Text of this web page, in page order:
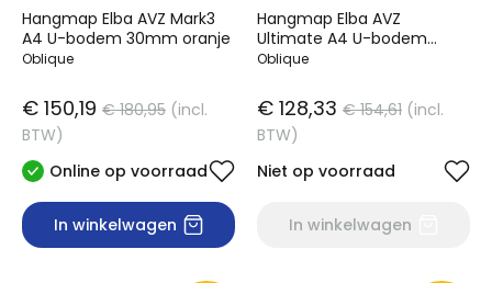
Hangmap Elba AVZ Mark3
A4 U-bodem 30mm oranje
Oblique
€ 150,19 € 180,95 (incl.
BTW)
Online op voorraad
In winkelwagen
Hangmap Elba AVZ
Ultimate A4 U-bodem
50mm oranje
Oblique
€ 128,33 € 154,61 (incl.
BTW)
Niet op voorraad
In winkelwagen